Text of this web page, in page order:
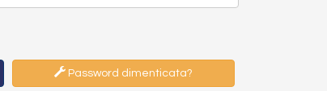
Password dimenticata?